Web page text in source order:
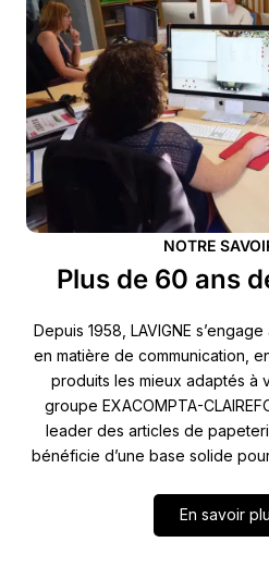
NOTRE
Plus de 60 ans
Depuis 1958, LAVIGNE
en matière de communication,
produits les mieux adaptés à
groupe EXACOMPTA-
leader des articles de
bénéficie d’une base solide
En savoir